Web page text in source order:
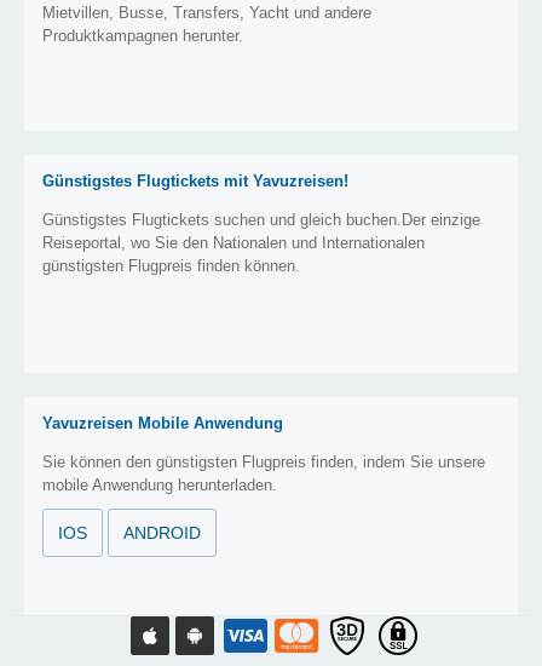
Mietvillen, Busse, Transfers, Yacht und andere
Produktkampagnen herunter.
Günstigstes Flugtickets mit Yavuzreisen!
Günstigstes Flugtickets suchen und gleich buchen.Der einzige
Reiseportal, wo Sie den Nationalen und Internationalen
günstigsten Flugpreis finden können.
Yavuzreisen Mobile Anwendung
Sie können den günstigsten Flugpreis finden, indem Sie unsere
mobile Anwendung herunterladen.
IOS ANDROID